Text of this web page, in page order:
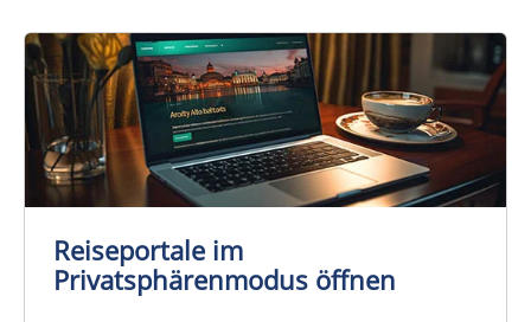
Reiseportale im
Privatsphärenmodus öffnen